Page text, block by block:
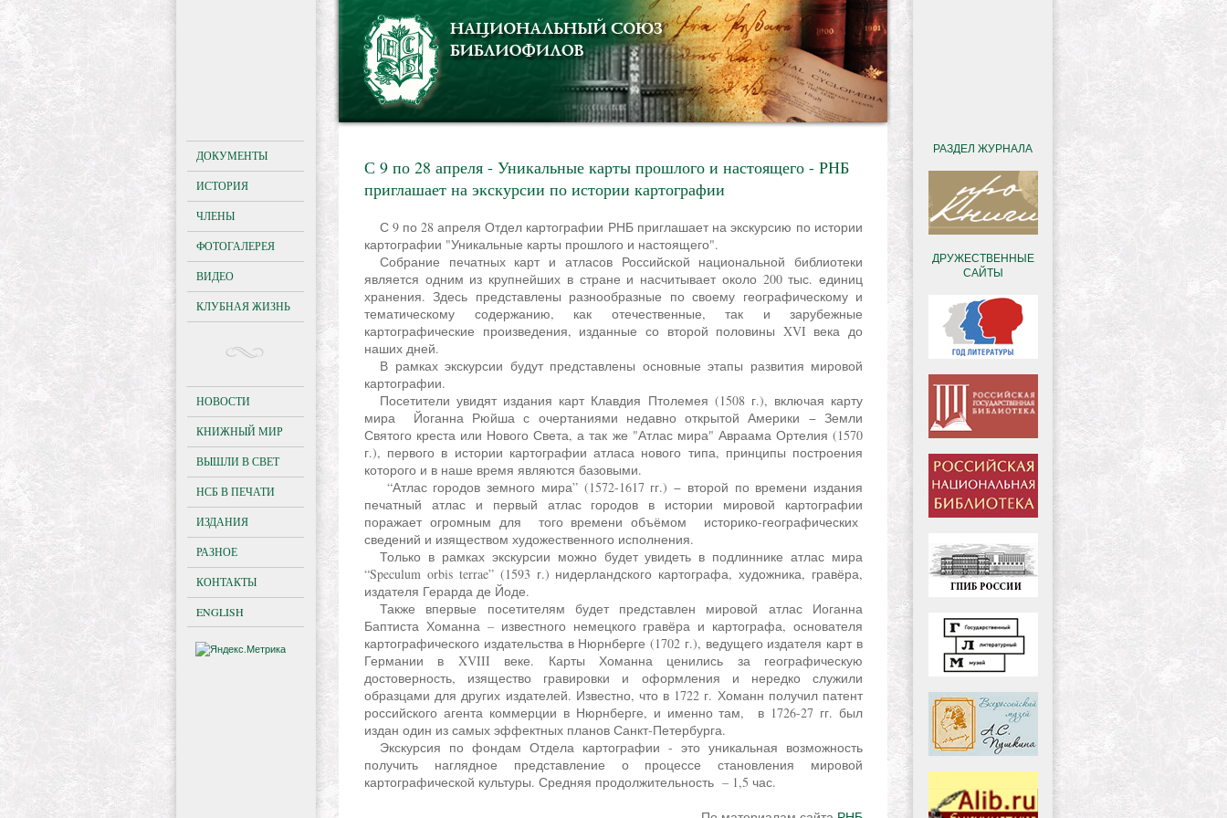
С 9 по 28 апреля - Уникальные карты прошлого и настоящего - РНБ
приглашает на экскурсии по истории картографии
С 9 по 28 апреля Отдел картографии РНБ приглашает на экскурсию по истории
картографии "Уникальные карты прошлого и настоящего".
Собрание печатных карт и атласов Российской национальной библиотеки
является одним из крупнейших в стране и насчитывает около 200 тыс. единиц
хранения. Здесь представлены разнообразные по своему географическому и
тематическому содержанию, как отечественные, так и зарубежные
картографические произведения, изданные со второй половины XVI века до
наших дней.
В рамках экскурсии будут представлены основные этапы развития мировой
картографии.
Посетители увидят издания карт Клавдия Птолемея (1508 г.), включая карту
мира Йоганна Рюйша с очертаниями недавно открытой Америки − Земли
Святого креста или Нового Света, а так же "Атлас мира" Авраама Ортелия (1570
г.), первого в истории картографии атласа нового типа, принципы построения
которого и в наше время являются базовыми.
“Атлас городов земного мира” (1572-1617 гг.) − второй по времени издания
печатный атлас и первый атлас городов в истории мировой картографии
поражает огромным для того времени объёмом историко-географических
сведений и изяществом художественного исполнения.
Только в рамках экскурсии можно будет увидеть в подлиннике атлас мира
“Speculum orbis terrae” (1593 г.) нидерландского картографа, художника, гравёра,
издателя Герарда де Йоде.
Также впервые посетителям будет представлен мировой атлас Иоганна
Баптиста Хоманна – известного немецкого гравёра и картографа, основателя
картографического издательства в Нюрнберге (1702 г.), ведущего издателя карт в
Германии в XVIII веке. Карты Хоманна ценились за географическую
достоверность, изящество гравировки и оформления и нередко служили
образцами для других издателей. Известно, что в 1722 г. Хоманн получил патент
российского агента коммерции в Нюрнберге, и именно там, в 1726-27 гг. был
издан один из самых эффектных планов Санкт-Петербурга.
Экскурсия по фондам Отдела картографии - это уникальная возможность
получить наглядное представление о процессе становления мировой
картографической культуры. Средняя продолжительность – 1,5 час.
ДОКУМЕНТЫ
ИСТОРИЯ
ЧЛЕНЫ
ФОТОГАЛЕРЕЯ
ВИДЕО
КЛУБНАЯ ЖИЗНЬ
НОВОСТИ
КНИЖНЫЙ МИР
ВЫШЛИ В СВЕТ
НСБ В ПЕЧАТИ
ИЗДАНИЯ
РАЗНОЕ
КОНТАКТЫ
ENGLISH
РАЗДЕЛ ЖУРНАЛА
ДРУЖЕСТВЕННЫЕ
САЙТЫ